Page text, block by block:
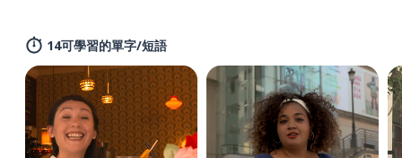
14可學習的單字/短語